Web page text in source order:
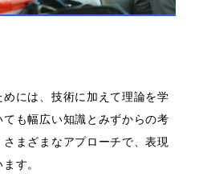
には、技術に加えて理論を学
も幅広い知識とみずからの考
まざまなアプローチで、表現
す。